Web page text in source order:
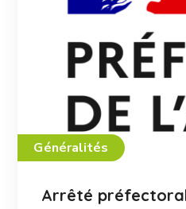
Généralités
Arrêté